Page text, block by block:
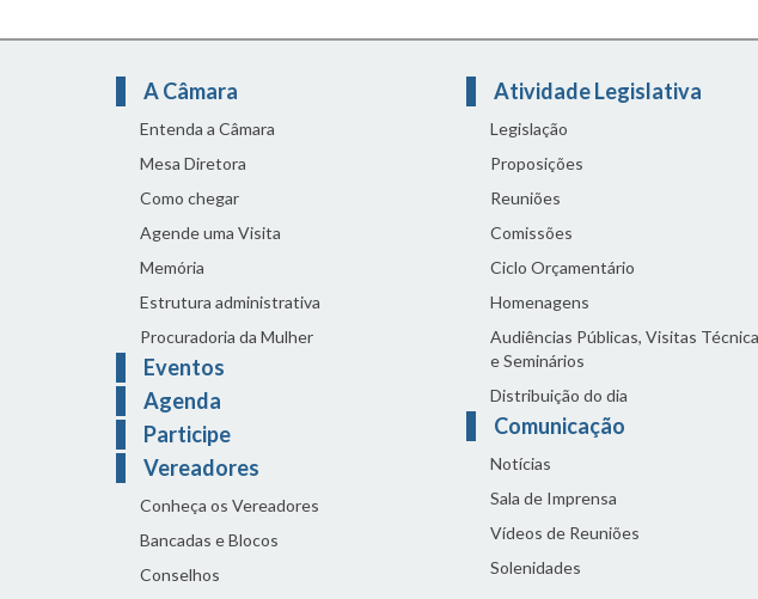
A Câmara
Entenda a Câmara
Mesa Diretora
Como chegar
Agende uma Visita
Memória
Estrutura administrativa
Procuradoria da Mulher
Eventos
Agenda
Participe
Vereadores
Conheça os Vereadores
Bancadas e Blocos
Conselhos
Atividade Legislativa
Legislação
Proposições
Reuniões
Comissões
Ciclo Orçamentário
Homenagens
Audiências Públicas, Visitas
e Seminários
Distribuição do dia
Comunicação
Notícias
Sala de Imprensa
Vídeos de Reuniões
Solenidades